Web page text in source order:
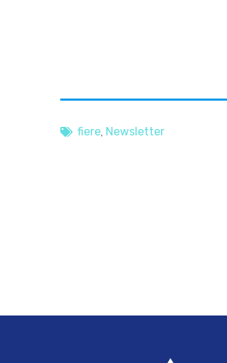
fiere, Newsletter